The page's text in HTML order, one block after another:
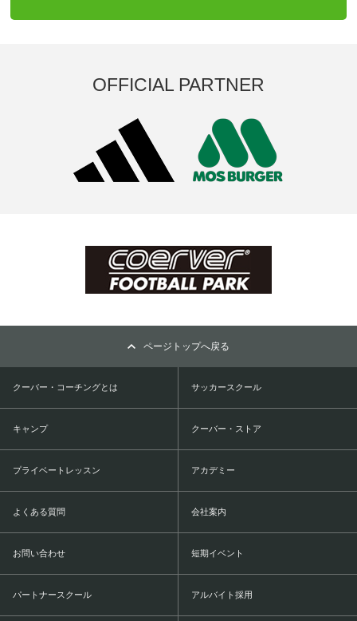
OFFICIAL PARTNER
ページトップへ戻る
クーバー・コーチングとは サッカースクール
キャンプ クーバー・ストア
プライベートレッスン アカデミー
よくある質問 会社案内
お問い合わせ 短期イベント
パートナースクール アルバイト採用